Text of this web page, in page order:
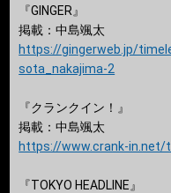
『GINGER』
掲載：中島颯太
https://gingerweb.jp/
sota_nakajima-2
『クランクイン！』
掲載：中島颯太
https://www.crank-
『TOKYO HEADLINE』